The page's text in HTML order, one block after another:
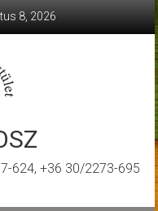
8, 2026
624, +36 30/2273-695